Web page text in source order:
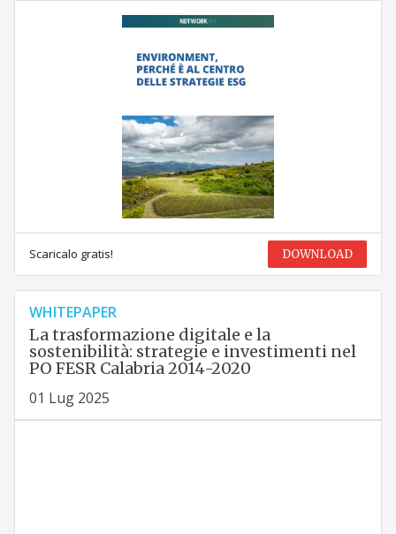
Scaricalo gratis! DOWNLOAD
WHITEPAPER
La trasformazione digitale e la
sostenibilità: strategie e investimenti nel
PO FESR Calabria 2014-2020
01 Lug 2025